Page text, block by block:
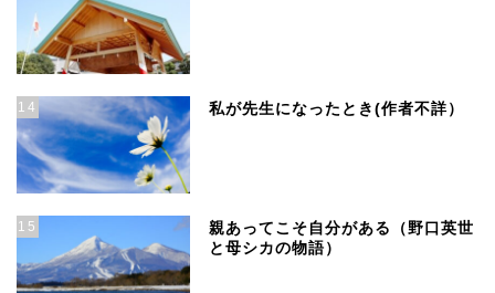
14 私が先生になったとき(作者不詳）
15
親あってこそ自分がある（野口英世
と母シカの物語）